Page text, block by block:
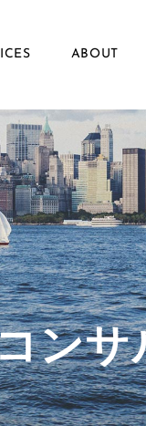
ABOUT
ン